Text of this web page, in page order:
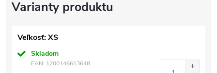
Veľkosť: XS
Skladom
EAN: 1200146613648